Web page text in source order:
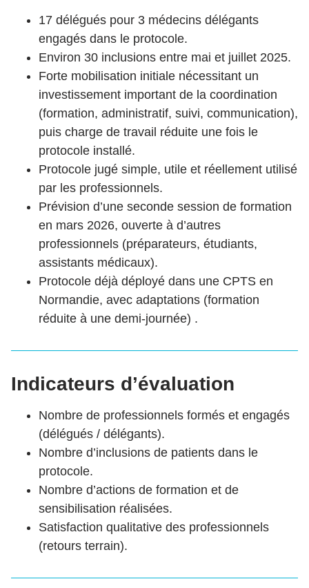
17 délégués pour 3 médecins délégants
engagés dans le protocole.
Environ 30 inclusions entre mai et juillet 2025.
Forte mobilisation initiale nécessitant un
investissement important de la coordination
(formation, administratif, suivi, communication),
puis charge de travail réduite une fois le
protocole installé.
Protocole jugé simple, utile et réellement utilisé
par les professionnels.
Prévision d’une seconde session de formation
en mars 2026, ouverte à d’autres
professionnels (préparateurs, étudiants,
assistants médicaux).
Protocole déjà déployé dans une CPTS en
Normandie, avec adaptations (formation
réduite à une demi-journée) .
Indicateurs d’évaluation
Nombre de professionnels formés et engagés
(délégués / délégants).
Nombre d’inclusions de patients dans le
protocole.
Nombre d’actions de formation et de
sensibilisation réalisées.
Satisfaction qualitative des professionnels
(retours terrain).